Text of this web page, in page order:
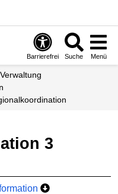
Barrierefrei Suche Menü
3